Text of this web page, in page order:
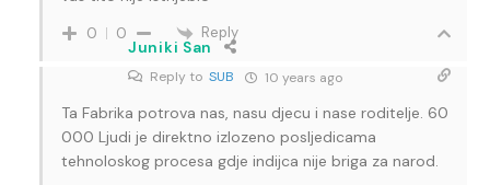
0 0 Reply
Juniki San
Reply to SUB 10 years ago
Ta Fabrika potrova nas, nasu djecu i nase roditelje. 60
000 Ljudi je direktno izlozeno posljedicama
tehnoloskog procesa gdje indijca nije briga za narod.